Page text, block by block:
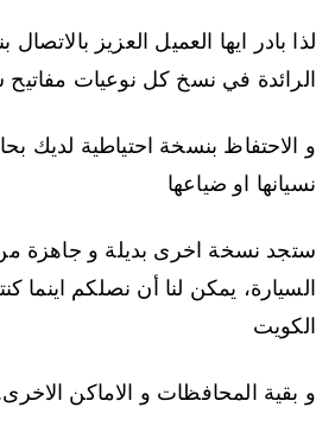
لذا بادر ايها العميل العزيز
الرائدة في نسخ كل نوعيات
و الاحتفاظ بنسخة احتياطية لديك
نسيانها او ضياعها
ستجد نسخة اخرى بديلة و جاهزة
السيارة، يمكن لنا أن نصلكم اينما
الكويت
و بقية المحافظات و الاماكن